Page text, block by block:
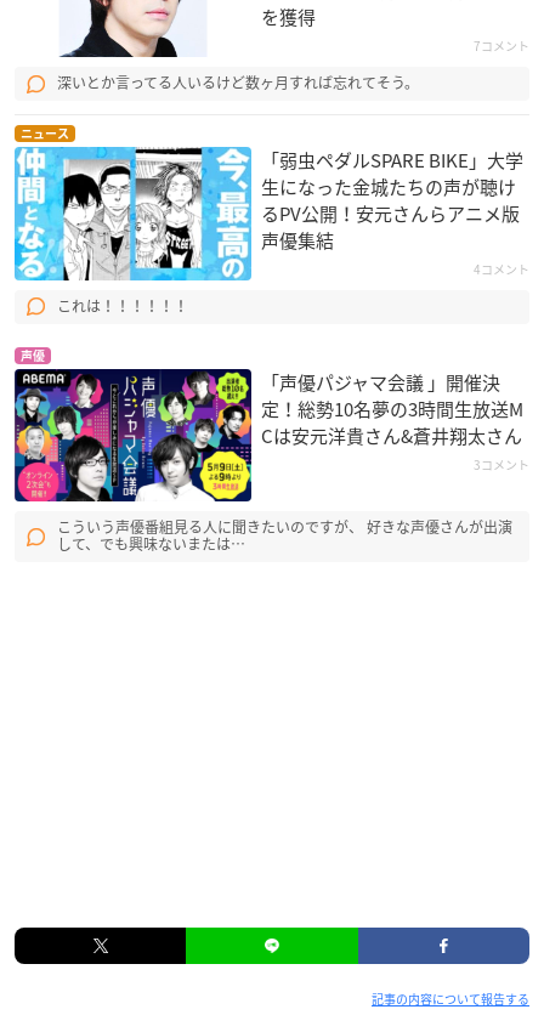
を獲得
7コメント
深いとか言ってる人いるけど数ヶ月すれば忘れてそう。
ニュース
「弱虫ペダルSPARE BIKE」大学
生になった金城たちの声が聴け
るPV公開！安元さんらアニメ版
声優集結
4コメント
これは！！！！！！
声優
「声優パジャマ会議 」開催決
定！総勢10名夢の3時間生放送M
Cは安元洋貴さん&蒼井翔太さん
3コメント
こういう声優番組見る人に聞きたいのですが、 好きな声優さんが出演
して、でも興味ないまたは…
記事の内容について報告する